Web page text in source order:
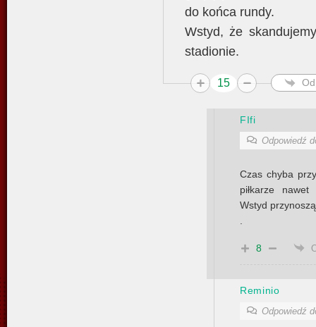
do końca rundy.
Wstyd, że
stadionie.
15
FIfi
Odpowiedź
Czas chyba
piłkarze
Wstyd
8
Reminio
Odpowiedź